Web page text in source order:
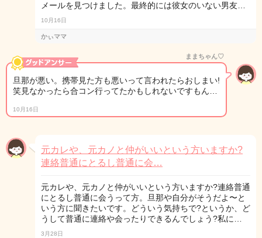
メールを見つけました。最終的には彼女のいない男友…
10月16日
かぃママ
ままちゃん♡
旦那が悪い。携帯見た方も悪いって言われたらおしまい!
笑見なかったら合コン行ってたかもしれないですもん…
10月16日
元カレや、元カノと仲がいいという方いますか?
連絡普通にとるし普通に会…
元カレや、元カノと仲がいいという方いますか?連絡普通
にとるし普通に会うって方。旦那や自分がそうだよ〜と
いう方に聞きたいです。どういう気持ちで?というか、ど
うして普通に連絡や会ったりできるんでしょう?私に…
3月28日